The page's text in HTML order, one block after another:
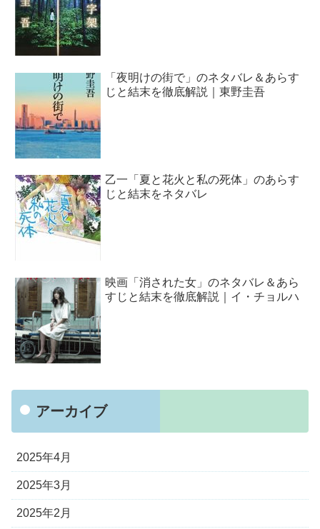
「夜明けの街で」のネタバレ＆あらす
じと結末を徹底解説｜東野圭吾
乙一「夏と花火と私の死体」のあらす
じと結末をネタバレ
映画「消された女」のネタバレ＆あら
すじと結末を徹底解説｜イ・チョルハ
アーカイブ
2025年4月
2025年3月
2025年2月